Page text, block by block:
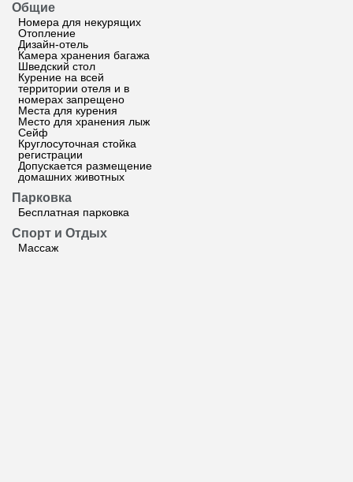
Общие
Номера для некурящих
Отопление
Дизайн-отель
Камера хранения багажа
Шведский стол
Курение на всей
территории отеля и в
номерах запрещено
Места для курения
Место для хранения лыж
Сейф
Круглосуточная стойка
регистрации
Допускается размещение
домашних животных
Парковка
Бесплатная парковка
Спорт и Отдых
Массаж